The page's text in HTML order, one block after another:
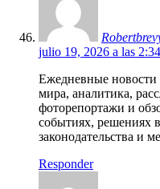
julio 19, 2026 a las
Ежедневные новости
мира, аналитика,
фоторепортажи и
событиях, решениях
законодательства и
Responder